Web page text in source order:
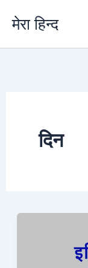
मेरा हिन्द
दिन